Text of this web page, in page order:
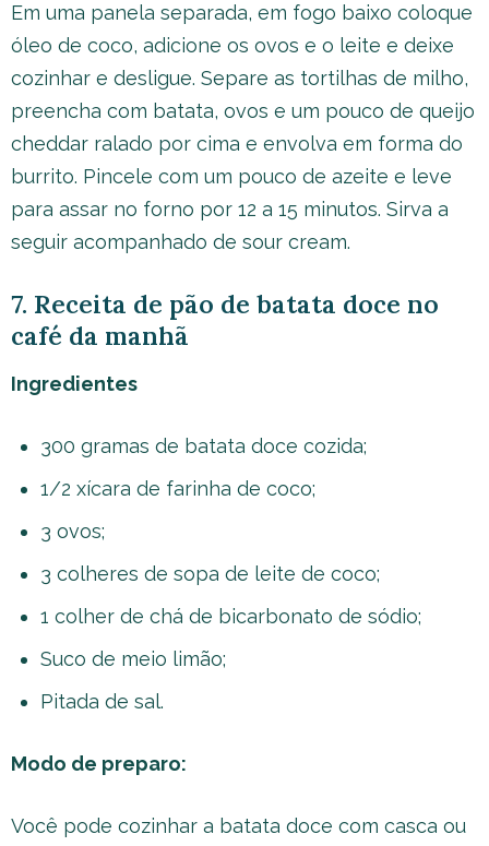
Em uma panela separada, em fogo baixo coloque
óleo de coco, adicione os ovos e o leite e deixe
cozinhar e desligue. Separe as tortilhas de milho,
preencha com batata, ovos e um pouco de queijo
cheddar ralado por cima e envolva em forma do
burrito. Pincele com um pouco de azeite e leve
para assar no forno por 12 a 15 minutos. Sirva a
seguir acompanhado de sour cream.
7. Receita de pão de batata doce no
café da manhã
Ingredientes
300 gramas de batata doce cozida;
1/2 xícara de farinha de coco;
3 ovos;
3 colheres de sopa de leite de coco;
1 colher de chá de bicarbonato de sódio;
Suco de meio limão;
Pitada de sal.
Modo de preparo:
Você pode cozinhar a batata doce com casca ou